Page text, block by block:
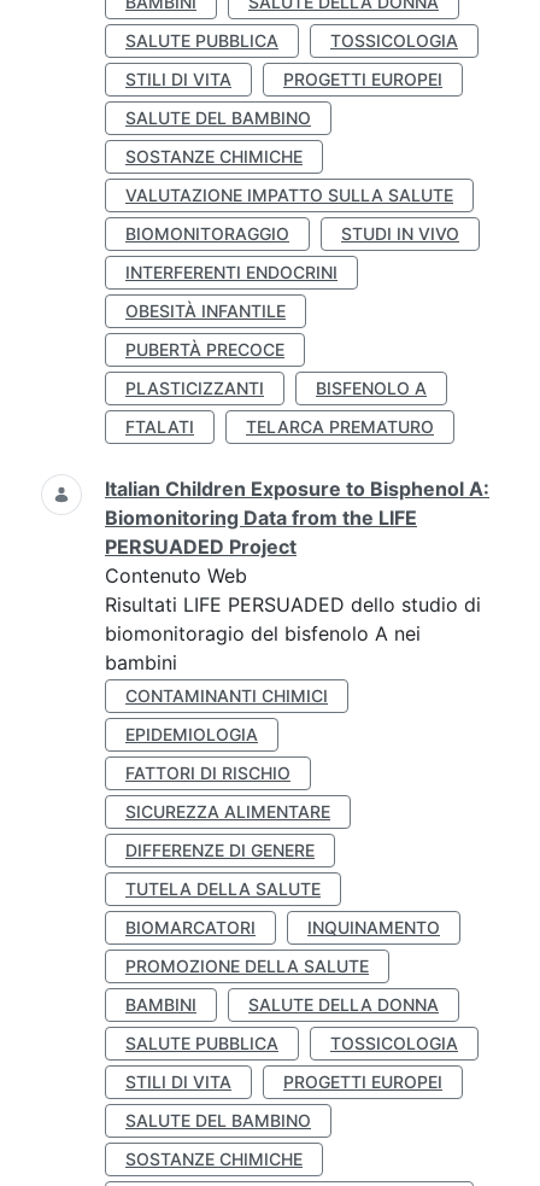
SALUTE PUBBLICA
TOSSICOLOGIA
STILI DI VITA
PROGETTI EUROPEI
SALUTE DEL BAMBINO
SOSTANZE CHIMICHE
VALUTAZIONE IMPATTO SULLA SALUTE
BIOMONITORAGGIO
STUDI IN VIVO
INTERFERENTI ENDOCRINI
OBESITÀ INFANTILE
PUBERTÀ PRECOCE
PLASTICIZZANTI
BISFENOLO A
FTALATI
TELARCA PREMATURO
Italian Children Exposure to Bisphenol A:
Biomonitoring Data from the LIFE
PERSUADED Project
Contenuto Web
Risultati LIFE PERSUADED dello studio di
biomonitoragio del bisfenolo A nei
bambini
CONTAMINANTI CHIMICI
EPIDEMIOLOGIA
FATTORI DI RISCHIO
SICUREZZA ALIMENTARE
DIFFERENZE DI GENERE
TUTELA DELLA SALUTE
BIOMARCATORI
INQUINAMENTO
PROMOZIONE DELLA SALUTE
BAMBINI
SALUTE DELLA DONNA
SALUTE PUBBLICA
TOSSICOLOGIA
STILI DI VITA
PROGETTI EUROPEI
SALUTE DEL BAMBINO
SOSTANZE CHIMICHE